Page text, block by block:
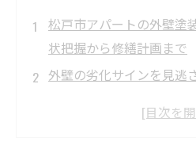
松戸市アパートの外壁塗
状把握から修繕計画まで
外壁の劣化サインを見逃
松戸市の気候に合った最